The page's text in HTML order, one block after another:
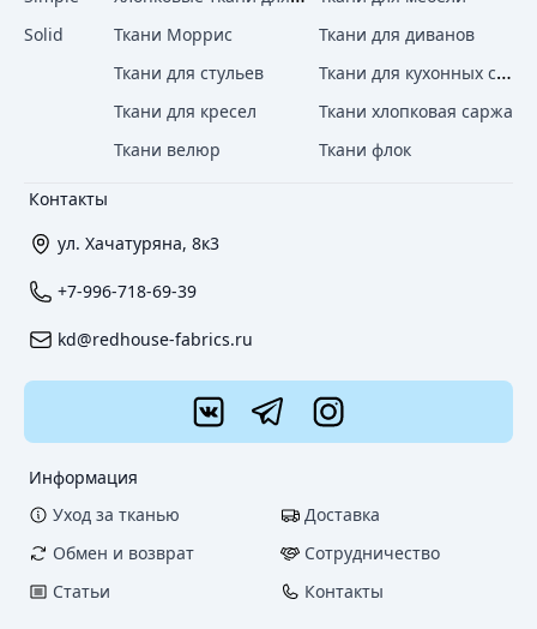
Контакты
ул. Хачатуряна, 8к3
+7-996-718-69-39
kd@redhouse-fabrics.ru
Solid
Ткани Моррис
Ткани для диванов
Ткани для стульев
Ткани для кухонных стульев
Ткани для кресел
Ткани хлопковая саржа
Ткани велюр
Ткани флок
Информация
Уход за тканью
Доставка
Обмен и возврат
Сотрудничество
Статьи
Контакты